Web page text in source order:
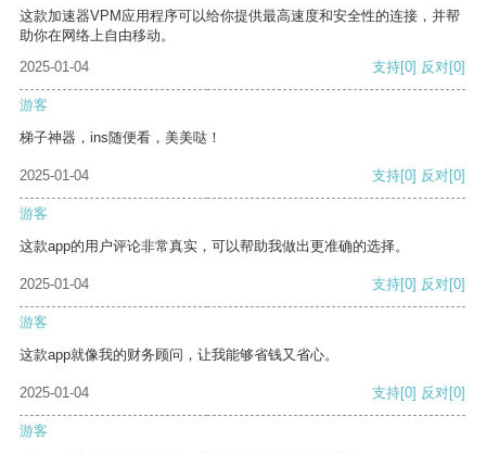
这款加速器VPM应用程序可以给你提供最高速度和安全性的连接，并帮
助你在网络上自由移动。
2025-01-04
支持[0] 反对[0]
游客
梯子神器，ins随便看，美美哒！
2025-01-04 支持[0] 反对[0]
游客
这款app的用户评论非常真实，可以帮助我做出更准确的选择。
2025-01-04 支持[0] 反对[0]
游客
这款app就像我的财务顾问，让我能够省钱又省心。
2025-01-04 支持[0] 反对[0]
游客